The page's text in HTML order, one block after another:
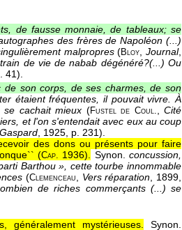
de fausse monnaie, de tableaux; se
des frères de Napoléon (...)
malpropres(Bloy,Journal,
de vie de nabab dégénéré?(...) Ou
41).
de son corps, de ses charmes, de son
étaient fréquentes, il pouvait vivre. À
cachait mieux (Fustel de Coul.,Cité
et l'on s'entendait avec eux au coup
Gaspard, 1925, p. 231).
des dons ou présents pour faire
(Cap. 1936). Synon.concussion,
Barthou », cette tourbe innommable
(Clemenceau, Vers réparation, 1899,
de riches commerçants (...) se
généralement mystérieuses. Synon.